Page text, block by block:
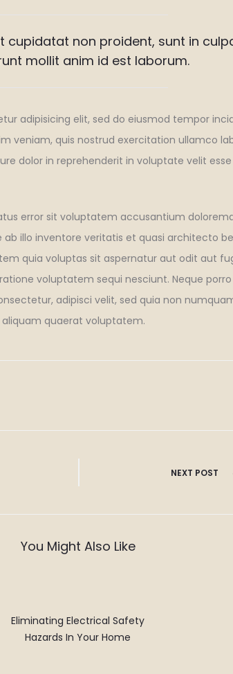
cupidatat non proident, sunt in
mollit anim id est laborum.
adipisicing elit, sed do eiusmod tempor
veniam, quis nostrud exercitation ullamco
dolor in reprehenderit in voluptate velit
error sit voluptatem accusantium
illo inventore veritatis et quasi architecto
quia voluptas sit aspernatur aut odit aut
voluptatem sequi nesciunt. Neque
adipisci velit, sed quia non
quaerat voluptatem.
NEXT POST
You Might Also Like
Eliminating Electrical Safety
Hazards In Your Home